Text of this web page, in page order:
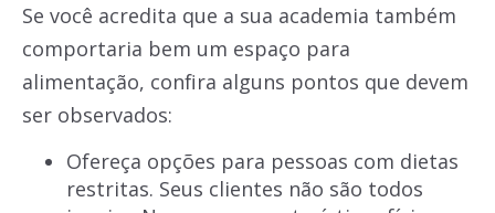
Se você acredita que a sua academia também
comportaria bem um espaço para
alimentação, confira alguns pontos que devem
ser observados:
Ofereça opções para pessoas com dietas
restritas. Seus clientes não são todos